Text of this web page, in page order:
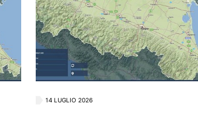
14 LUGLIO 2026